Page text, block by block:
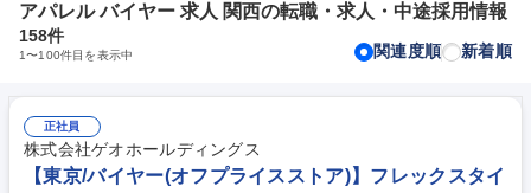
アパレル バイヤー 求人 関西の転職・求人・中途採用情報
158件
1〜100件目を表示中 関連度順 新着順
正社員
株式会社ゲオホールディングス
【東京/バイヤー(オフプライスストア)】フレックスタイ